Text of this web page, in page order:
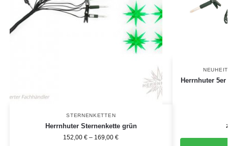
STERNENKETTEN
Herrnhuter Sternenkette grün
152,00€ – 169,00€
Herrnhuter